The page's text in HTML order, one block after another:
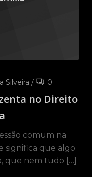
Silveira / 0
no Direito
comum na
significa que algo
que nem tudo […]